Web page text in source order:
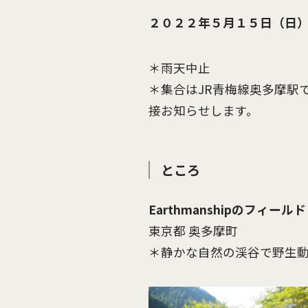
２０２２年５月１５日（日
＊雨天中止
＊集合はJR青梅線奥多摩駅
接お知らせします。
ところ
Earthmanshipのフィール
東京都 奥多摩町
＊静かな自然の渓谷で野生